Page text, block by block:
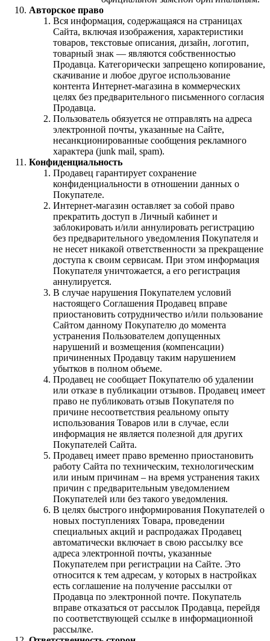
Авторское право
Вся информация, содержащаяся на страницах
Сайта, включая изображения, характеристики
товаров, текстовые описания, дизайн, логотип,
товарный знак — являются собственностью
Продавца. Категорически запрещено копирование,
скачивание и любое другое использование
контента Интернет-магазина в коммерческих
целях без предварительного письменного согласия
Продавца.
Пользователь обязуется не отправлять на адреса
электронной почты, указанные на Сайте,
несанкционированные сообщения рекламного
характера (junk mail, spam).
Конфиденциальность
Продавец гарантирует сохранение
конфиденциальности в отношении данных о
Покупателе.
Интернет-магазин оставляет за собой право
прекратить доступ в Личный кабинет и
заблокировать и/или аннулировать регистрацию
без предварительного уведомления Покупателя и
не несет никакой ответственности за прекращение
доступа к своим сервисам. При этом информация
Покупателя уничтожается, а его регистрация
аннулируется.
В случае нарушения Покупателем условий
настоящего Соглашения Продавец вправе
приостановить сотрудничество и/или пользование
Сайтом данному Покупателю до момента
устранения Пользователем допущенных
нарушений и возмещения (компенсации)
причиненных Продавцу таким нарушением
убытков в полном объеме.
Продавец не сообщает Покупателю об удалении
или отказе в публикации отзывов. Продавец имеет
право не публиковать отзыв Покупателя по
причине несоответствия реальному опыту
использования Товаров или в случае, если
информация не является полезной для других
Покупателей Сайта.
Продавец имеет право временно приостановить
работу Сайта по техническим, технологическим
или иным причинам – на время устранения таких
причин с предварительным уведомлением
Покупателей или без такого уведомления.
В целях быстрого информирования Покупателей о
новых поступлениях Товара, проведении
специальных акций и распродажах Продавец
автоматически включает в свою рассылку все
адреса электронной почты, указанные
Покупателем при регистрации на Сайте. Это
относится к тем адресам, у которых в настройках
есть соглашение на получение рассылки от
Продавца по электронной почте. Покупатель
вправе отказаться от рассылок Продавца, перейдя
по соответствующей ссылке в информационной
рассылке.